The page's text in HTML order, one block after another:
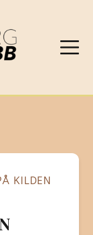
KILDEN